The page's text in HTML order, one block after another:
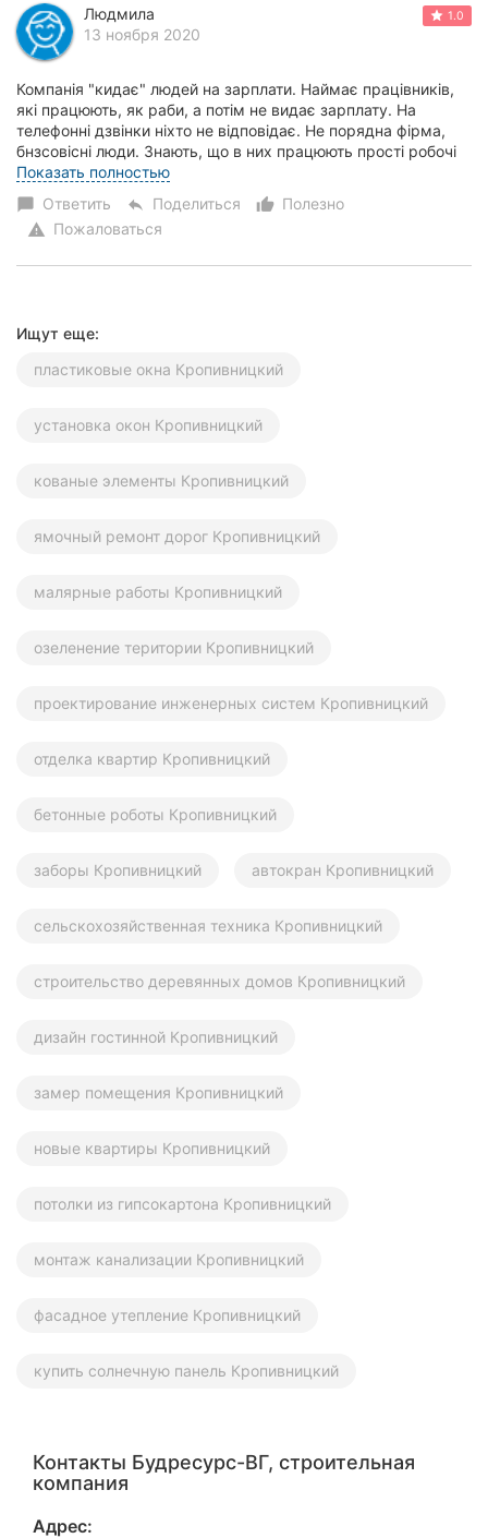
Сумы
Ивано-
Франковск
Луцк
Ужгород
Карпаты
Людмила
13 ноября 2020
1.0
Компанія "кидає" людей на зарплати. Наймає працівників,
які працюють, як раби, а потім не видає зарплату. На
телефонні дзвінки ніхто не відповідає. Не порядна фірма,
бнзсовісні люди. Знають, що в них працюють прості робочі
люди, які не знають куди...
Показать полностью
chat_bubble Ответить reply Поделиться thumb_up_alt
Полезно
warning Пожаловаться
Ищут еще:
пластиковые окна Кропивницкий
установка окон Кропивницкий
кованые элементы Кропивницкий
ямочный ремонт дорог Кропивницкий
малярные работы Кропивницкий
озеленение територии Кропивницкий
проектирование инженерных систем Кропивницкий
отделка квартир Кропивницкий
бетонные роботы Кропивницкий
заборы Кропивницкий автокран Кропивницкий
сельскохозяйственная техника Кропивницкий
строительство деревянных домов Кропивницкий
дизайн гостинной Кропивницкий
замер помещения Кропивницкий
новые квартиры Кропивницкий
потолки из гипсокартона Кропивницкий
монтаж канализации Кропивницкий
фасадное утепление Кропивницкий
купить солнечную панель Кропивницкий
Контакты Будресурс-ВГ, строительная
компания
Адрес: